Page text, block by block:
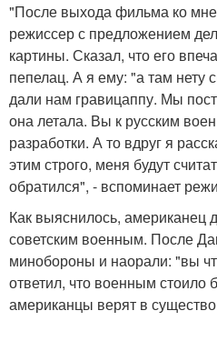
"После выхода фильма ко
режиссер с предложением
картины. Сказал, что его
пепелац. А я ему: "а там
дали нам гравицаппу. Мы
она летала. Вы к русским
разработки. А то вдруг я
этим строго, меня будут
обратился", - вспоминает
Как выяснилось, американец
советским военным. После
минобороны и наорали: "вы
ответил, что военным стоило
американцы верят в